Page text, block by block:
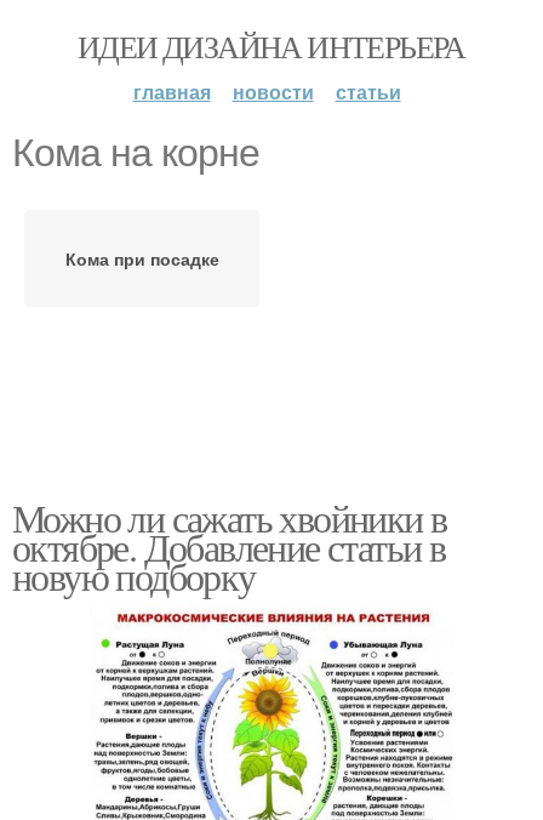
ИДЕИ ДИЗАЙНА ИНТЕРЬЕРА
главная новости статьи
Кома на корне
Кома при посадке
Можно ли сажать хвойники в
октябре. Добавление статьи в
новую подборку